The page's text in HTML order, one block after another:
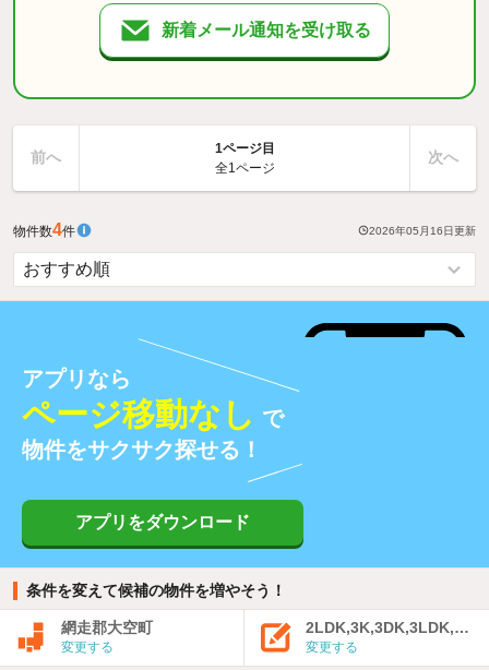
新着メール通知を受け取る
前へ
1ページ目
全1ページ
次へ
物件数4件 2026年05月16日更新
アプリなら
ページ移動なし で
物件をサクサク探せる！
アプリをダウンロード
条件を変えて候補の物件を増やそう！
網走郡大空町
変更する 変更する